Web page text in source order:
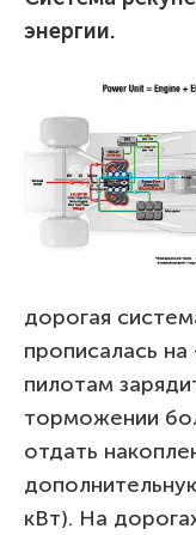
энергии.
дорогая
прописалась
пилотам
торможении
отдать
кВт). На